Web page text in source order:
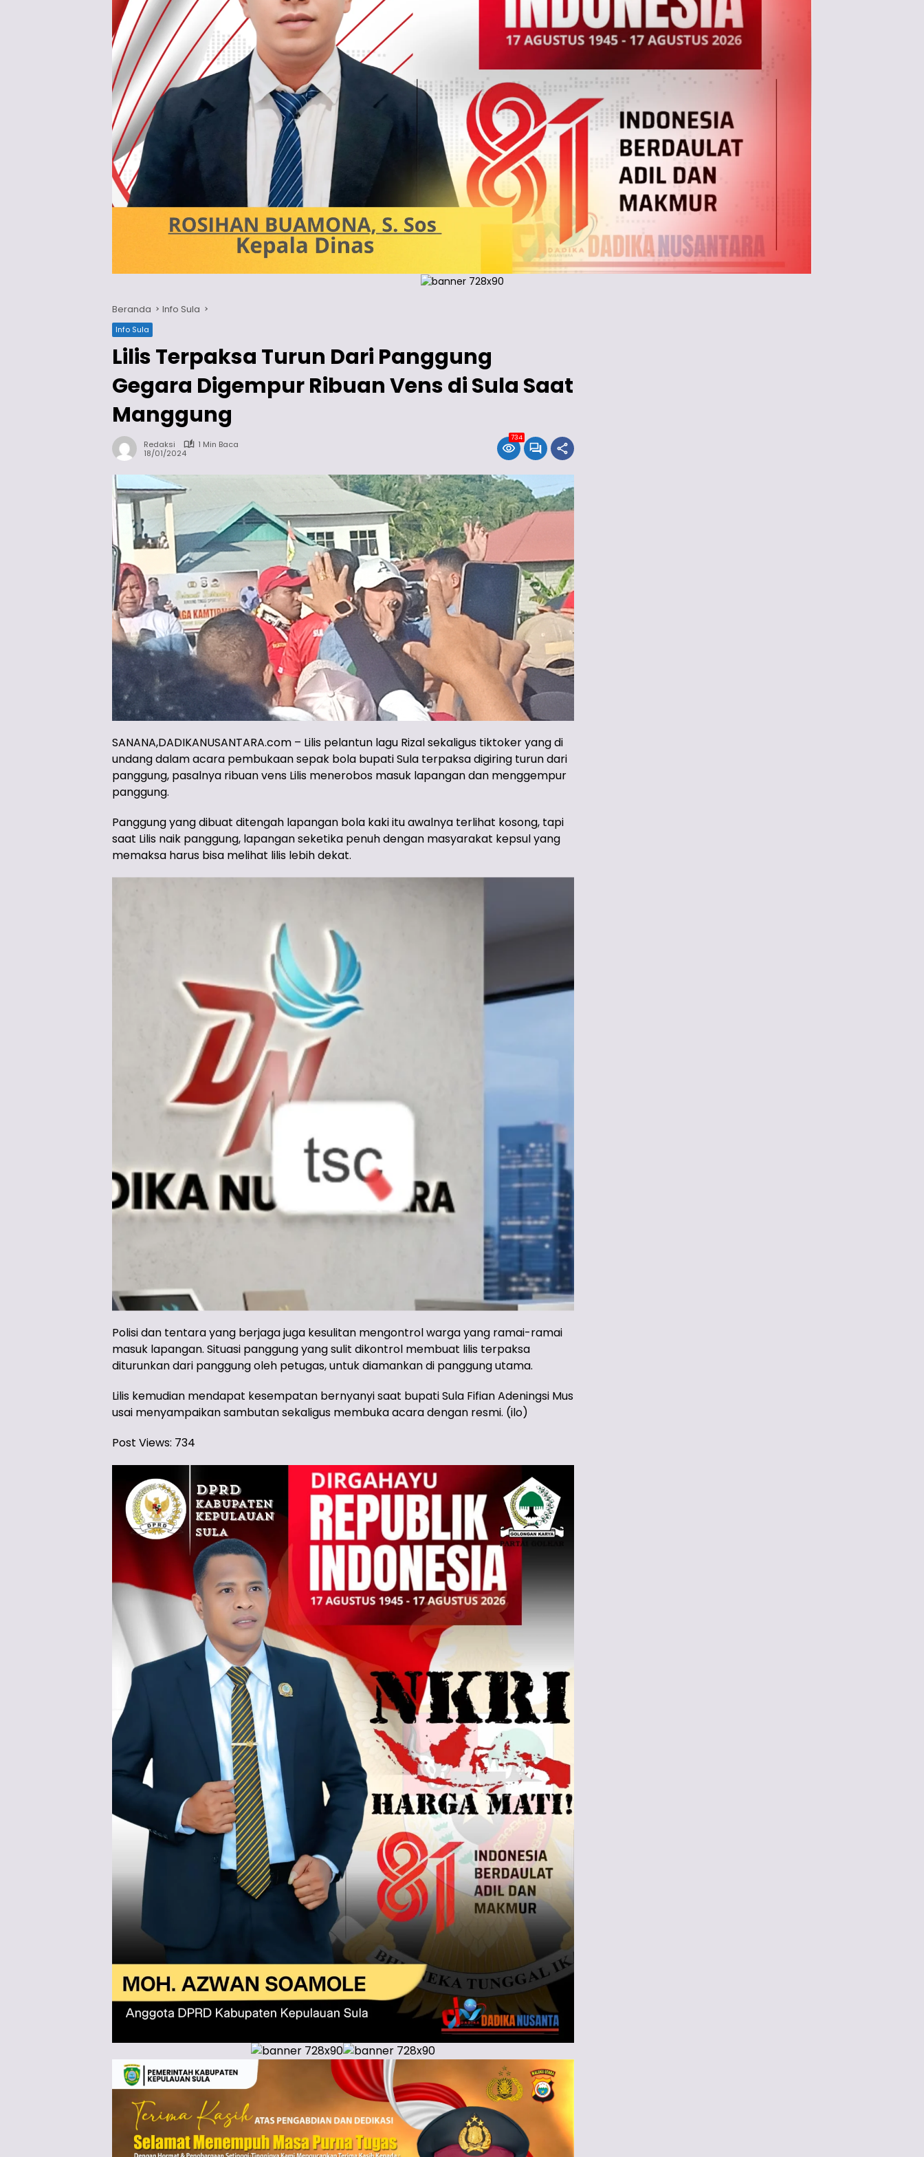
Beranda Info Sula
Info Sula
Lilis Terpaksa Turun Dari Panggung
Gegara Digempur Ribuan Vens di Sula Saat
Manggung
Redaksi
1 Min Baca
18/01/2024
734
SANANA,DADIKANUSANTARA.com – Lilis pelantun lagu Rizal sekaligus tiktoker yang di
undang dalam acara pembukaan sepak bola bupati Sula terpaksa digiring turun dari
panggung, pasalnya ribuan vens Lilis menerobos masuk lapangan dan menggempur
panggung.
Panggung yang dibuat ditengah lapangan bola kaki itu awalnya terlihat kosong, tapi
saat Lilis naik panggung, lapangan seketika penuh dengan masyarakat kepsul yang
memaksa harus bisa melihat lilis lebih dekat.
Polisi dan tentara yang berjaga juga kesulitan mengontrol warga yang ramai-ramai
masuk lapangan. Situasi panggung yang sulit dikontrol membuat lilis terpaksa
diturunkan dari panggung oleh petugas, untuk diamankan di panggung utama.
Lilis kemudian mendapat kesempatan bernyanyi saat bupati Sula Fifian Adeningsi Mus
usai menyampaikan sambutan sekaligus membuka acara dengan resmi. (ilo)
Post Views: 734